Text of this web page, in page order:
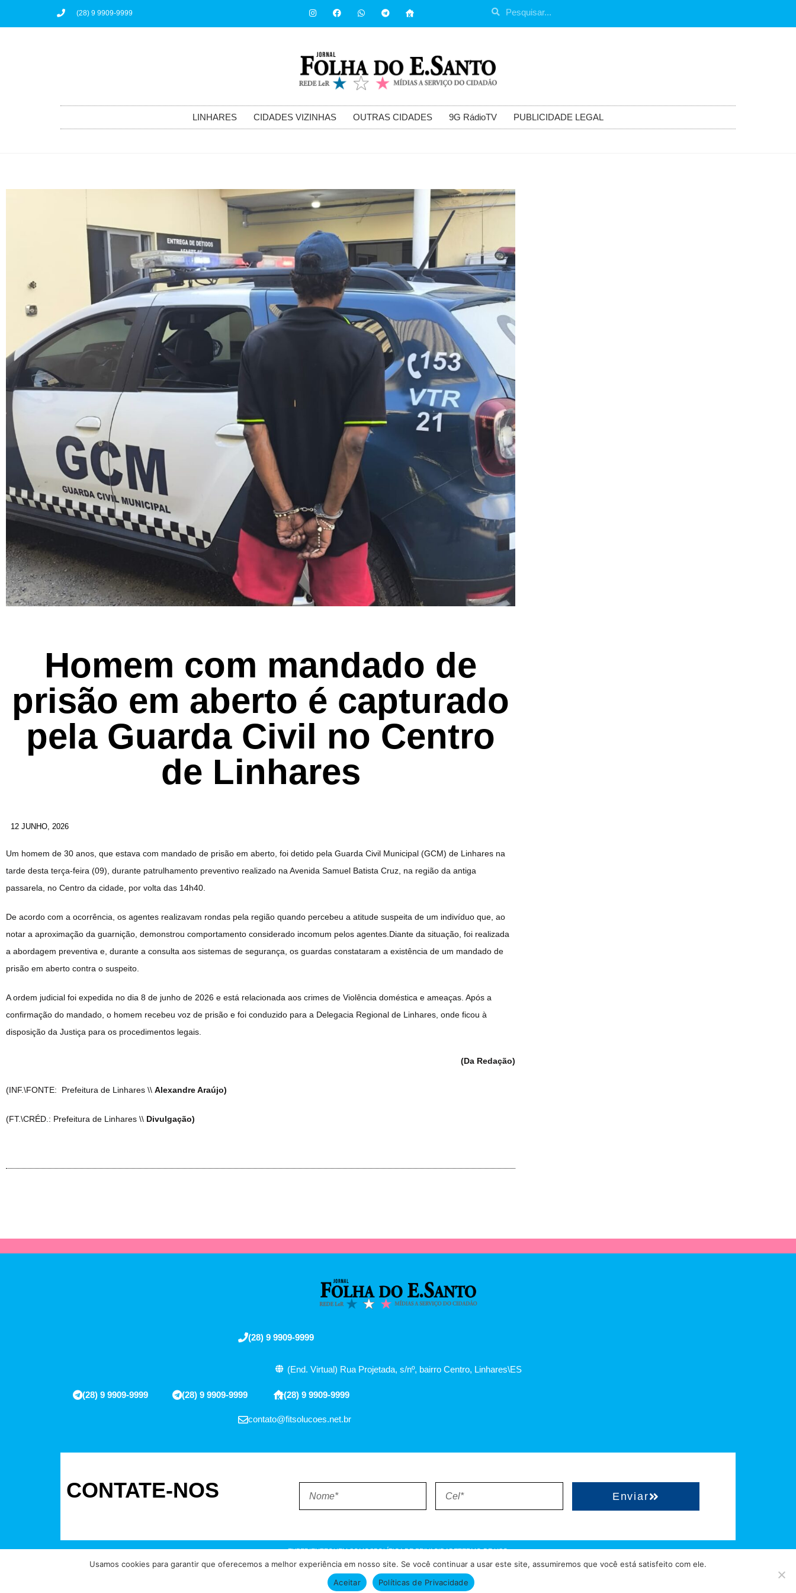
(28) 9 9909-9999
LINHARES CIDADES VIZINHAS OUTRAS CIDADES 9G RádioTV PUBLICIDADE LEGAL
Homem com mandado de
prisão em aberto é capturado
pela Guarda Civil no Centro
de Linhares
12 JUNHO, 2026
Um homem de 30 anos, que estava com mandado de prisão em aberto, foi detido pela Guarda Civil Municipal (GCM) de Linhares na
tarde desta terça-feira (09), durante patrulhamento preventivo realizado na Avenida Samuel Batista Cruz, na região da antiga
passarela, no Centro da cidade, por volta das 14h40.
De acordo com a ocorrência, os agentes realizavam rondas pela região quando percebeu a atitude suspeita de um indivíduo que, ao
notar a aproximação da guarnição, demonstrou comportamento considerado incomum pelos agentes.Diante da situação, foi realizada
a abordagem preventiva e, durante a consulta aos sistemas de segurança, os guardas constataram a existência de um mandado de
prisão em aberto contra o suspeito.
A ordem judicial foi expedida no dia 8 de junho de 2026 e está relacionada aos crimes de Violência doméstica e ameaças. Após a
confirmação do mandado, o homem recebeu voz de prisão e foi conduzido para a Delegacia Regional de Linhares, onde ficou à
disposição da Justiça para os procedimentos legais.
(Da Redação)
(INF.\FONTE: Prefeitura de Linhares \\ Alexandre Araújo)
(FT.\CRÉD.: Prefeitura de Linhares \\ Divulgação)
(28) 9 9909-9999
(End. Virtual) Rua Projetada, s/nº, bairro Centro, Linhares\ES
(28) 9 9909-9999 (28) 9 9909-9999 (28) 9 9909-9999
contato@fitsolucoes.net.br
CONTATE-NOS Enviar
EXPEDIENTEQUEM SOMOSPOLÍTICA DE PRIVACIDADETERMO DE USO
Direitos reservados à FIT Soluções = Atualizado pelo Consórcio de Agências: Kriativuz – Philadelphia – AGS2 = Hospedado em
Usamos cookies para garantir que oferecemos a melhor experiência em nosso site. Se você continuar a usar este site, assumiremos que você está satisfeito com ele.
Aceitar
Políticas de Privacidade